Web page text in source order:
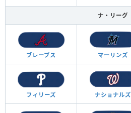
ナ・リーグ
ブレーブス マーリンズ
フィリーズ ナショナルズ